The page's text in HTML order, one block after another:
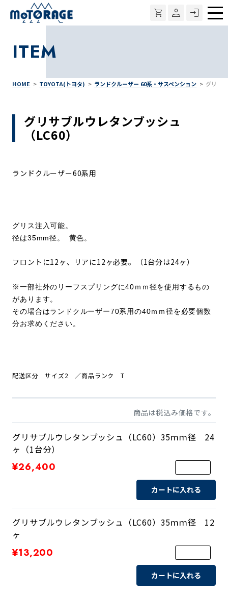
ITEM
HOME TOYOTA(トヨタ) ランドクルーザー 60系・サスペンション グリサ
グリサブルウレタンブッシュ
（LC60）
ランドクルーザー60系用
グリス注入可能。
径は35mm径。 黄色。
フロントに12ヶ、リアに12ヶ必要。（1台分は24ヶ）
※一部社外のリーフスプリングに40ｍｍ径を使用するもの
があります。
その場合はランドクルーザー70系用の40ｍｍ径を必要個数
分お求めください。
配送区分 サイズ2 ／商品ランク T
商品は税込み価格です。
グリサブルウレタンブッシュ（LC60）35ｍｍ径 24
ヶ（1台分）
¥26,400
カートに入れる
グリサブルウレタンブッシュ（LC60）35ｍｍ径 12
ヶ
¥13,200
カートに入れる
メ